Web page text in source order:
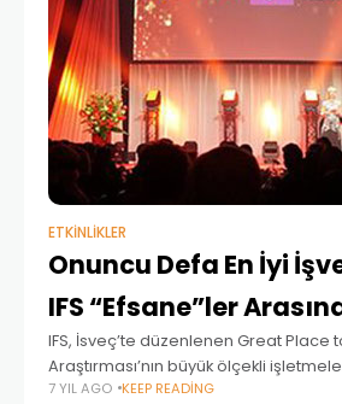
ETKINLIKLER
Onuncu Defa En İyi
IFS “Efsane”ler
IFS, İsveç’te düzenlenen Great Place
Araştırması’nın büyük ölçekli
onuncu kez en iyi iş yeri seçildi ve
7 YIL AGO KEEP READING